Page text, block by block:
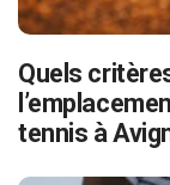
Quels
tennis à